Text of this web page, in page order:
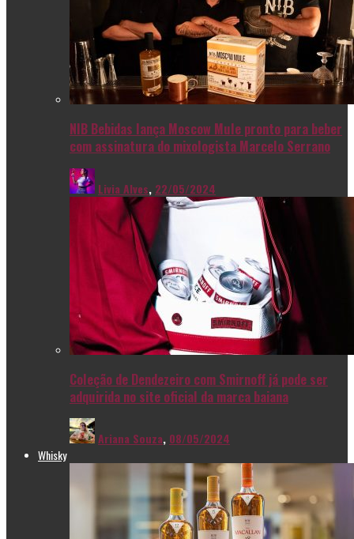
NIB Bebidas lança Moscow Mule pronto para beber
com assinatura do mixologista Marcelo Serrano
Livia Alves, 22/05/2024
Coleção de Dendezeiro com Smirnoff já pode ser
adquirida no site oficial da marca baiana
Ariana Souza, 08/05/2024
Whisky